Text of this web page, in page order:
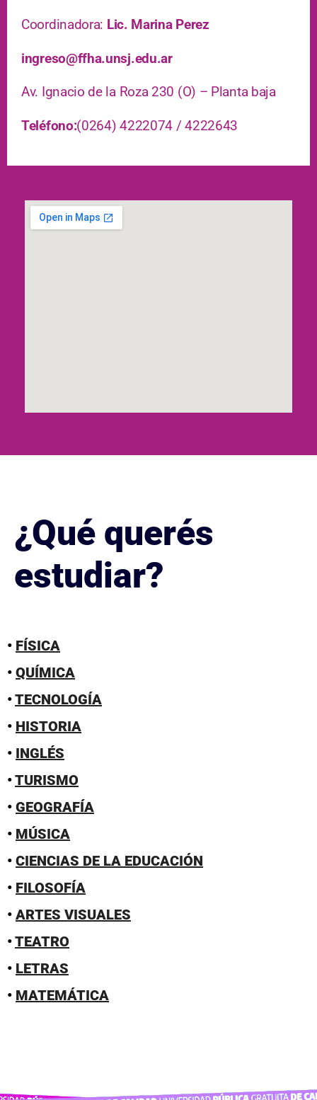
Coordinadora: Lic. Marina Perez
ingreso@ffha.unsj.edu.ar
Av. Ignacio de la Roza 230 (O) – Planta baja
Teléfono:(0264) 4222074 / 4222643
¿Qué querés
estudiar?
• FÍSICA
• QUÍMICA
•TECNOLOGÍA
• HISTORIA
• INGLÉS
•TURISMO
• GEOGRAFÍA
• MÚSICA
• CIENCIAS DE LA EDUCACIÓN
• FILOSOFÍA
• ARTES VISUALES
•TEATRO
• LETRAS
• MATEMÁTICA